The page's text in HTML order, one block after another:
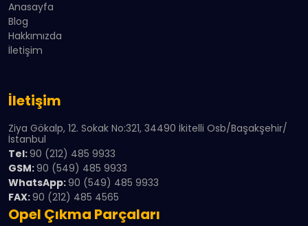
Anasayfa
Blog
Hakkımızda
İletişim
İletişim
Ziya Gökalp, 12. Sokak No:321, 34490 İkitelli Osb/Başakşehir/
İstanbul
Tel:90 (212) 485 9933
GSM:90 (549) 485 9933
WhatsApp:90 (549) 485 9933
FAX:90 (212) 485 4565
Opel Çıkma Parçaları